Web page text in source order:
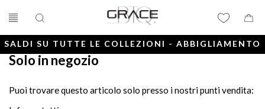
SALDI SU TUTTE LE COLLEZIONI - ABBIGLIAMENTO
Solo in negozio
Puoi trovare questo articolo solo presso i nostri punti vendita: